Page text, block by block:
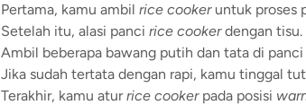
Pertama, kamu ambil rice cooker untuk proses
Setelah itu, alasi panci rice cookerdengan tisu.
Ambil beberapa bawang putih dan tata di
Jika sudah tertata dengan rapi, kamu tinggal
Terakhir, kamu aturrice cooker pada posisi